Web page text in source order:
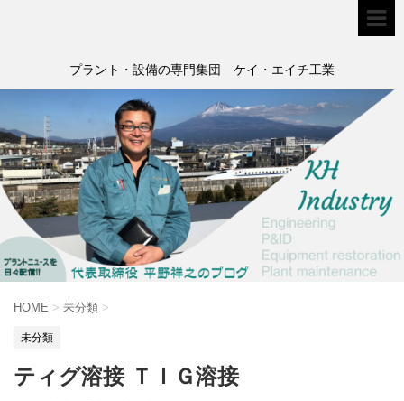
プラント・設備の専門集団 ケイ・エイチ工業
HOME > 未分類 >
未分類
ティグ溶接 ＴＩＧ溶接